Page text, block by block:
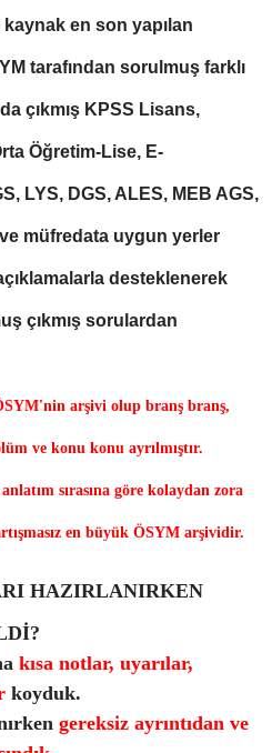
kaynak en son yapılan
tarafından sorulmuş farklı
çıkmış KPSS Lisans,
Öğretim-Lise, E-
LYS, DGS, ALES, MEB AGS,
ve müfredata uygun yerler
desteklenerek
çıkmış sorulardan
arşivi olup branş branş,
ve konu konu ayrılmıştır.
sırasına göre kolaydan zora
en büyük ÖSYM arşividir.
HAZIRLANIRKEN
kısa notlar, uyarılar,
koyduk.
gereksiz ayrıntıdan ve